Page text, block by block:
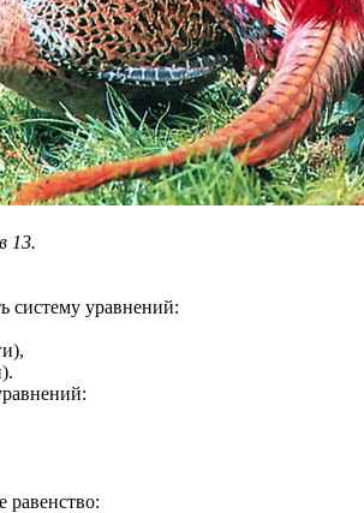
13.
систему уравнений: